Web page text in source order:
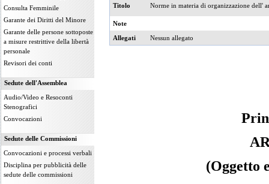
Consulta Femminile
Garante dei Diritti del Minore
Garante delle persone sottoposte
a misure restrittive della libertà
personale
Revisori dei conti
Sedute dell'Assemblea
Audio/Video e Resoconti
Stenografici
Convocazioni
Sedute delle Commissioni
Convocazioni e processi verbali
Disciplina per pubblicità delle
sedute delle commissioni
Titolo Norme in materia di organizzazione dell'
Note
Allegati
Nessun allegato
(Oggetto